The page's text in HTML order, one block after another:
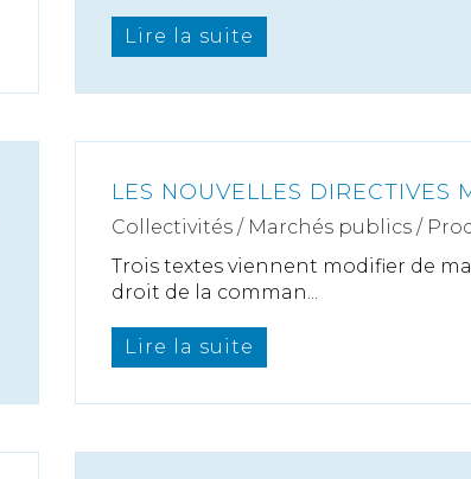
Lire la suite
LES NOUVELLES DIRECTIVES
Collectivités / Marchés publics /
Trois textes viennent modifier de
droit de la comman...
Lire la suite